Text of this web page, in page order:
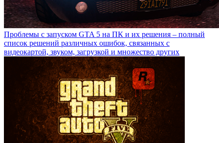
Проблемы с запуском GTA 5 на ПК и их решения – полный
список решений различных ошибок, связанных с
видеокартой, звуком, загрузкой и множество других